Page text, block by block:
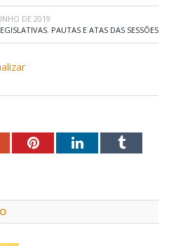
DE 2019
, PAUTAS E ATAS DAS SESSÕES
PinterestLinkedInTumblr